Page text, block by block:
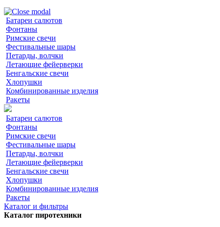
Батареи салютов
Фонтаны
Римские свечи
Фестивальные шары
Петарды, волчки
Летающие фейерверки
Бенгальские свечи
Хлопушки
Комбинированные изделия
Ракеты
Батареи салютов
Фонтаны
Римские свечи
Фестивальные шары
Петарды, волчки
Летающие фейерверки
Бенгальские свечи
Хлопушки
Комбинированные изделия
Ракеты
Каталог и фильтры
Каталог пиротехники